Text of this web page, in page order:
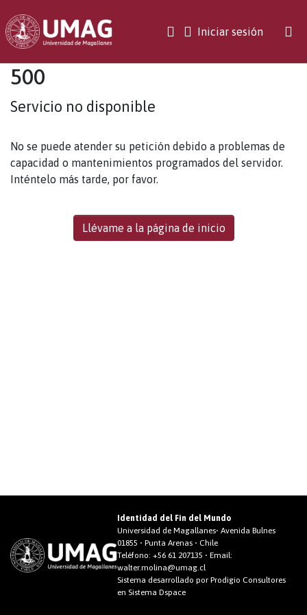
Iniciar sesión(current)
500
Servicio no disponible
No se puede atender su petición debido a problemas de
capacidad o mantenimientos programados del servidor.
Inténtelo más tarde, por favor.
Llévame a la página de inicio
Identidad del Fin del Mundo
Universidad de Magallanes• Avenida Bulnes
01855 • Punta Arenas • Chile
Teléfono:+56 61 207135 • Email:
walter.molina@umag.cl
Sistema desarrollado por Prodigio Consultores
en Sistema Dspace